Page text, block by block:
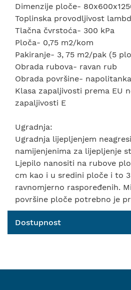
Dimenzije ploče-
Toplinska provodljivost
Tlačna čvrstoća- 300 kPa
Ploča- 0,75 m2/kom
Pakiranje- 3, 75 m2/pak (5
Obrada rubova- ravan rub
Obrada površine-
Klasa zapaljivosti prema EU
zapaljivosti E
Ugradnja:
Ugradnja lijepljenjem
namijenjenima za lijepljenje
Ljepilo nanositi na rubove
cm kao i u sredini ploče i to 3
ravnomjerno raspoređenih.
površine ploče potrebno je
Dostupnost